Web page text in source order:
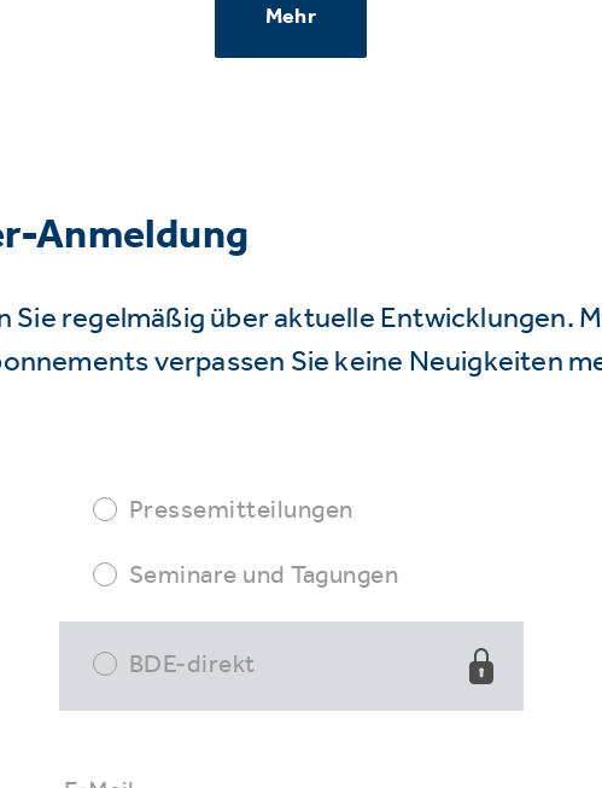
Mehr
Anmeldung
Sie regelmäßig über aktuelle Entwicklungen.
verpassen Sie keine Neuigkeiten
Pressemitteilungen
Seminare und Tagungen
BDE-direkt